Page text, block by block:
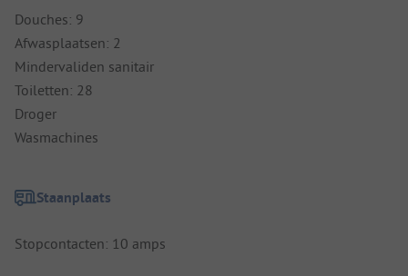
Douches: 9
Afwasplaatsen: 2
Mindervaliden sanitair
Toiletten: 28
Droger
Wasmachines
Staanplaats
Stopcontacten: 10 amps